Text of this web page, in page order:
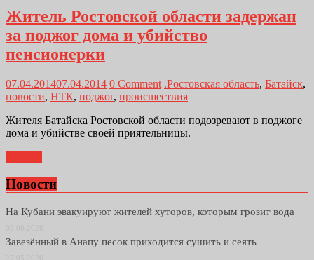
Житель Ростовской области задержан
за поджог дома и убийство
пенсионерки
07.04.201407.04.2014 0 Comment .Ростовская область, Батайск,
новости, НТК, поджог, происшествия
Жителя Батайска Ростовской области подозревают в поджоге
дома и убийстве своей приятельницы.
Новости
На Кубани эвакуируют жителей хуторов, которым грозит вода
Завезённый в Анапу песок приходится сушить и сеять